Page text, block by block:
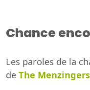
Chance
Les paroles de la
de The Menzingers